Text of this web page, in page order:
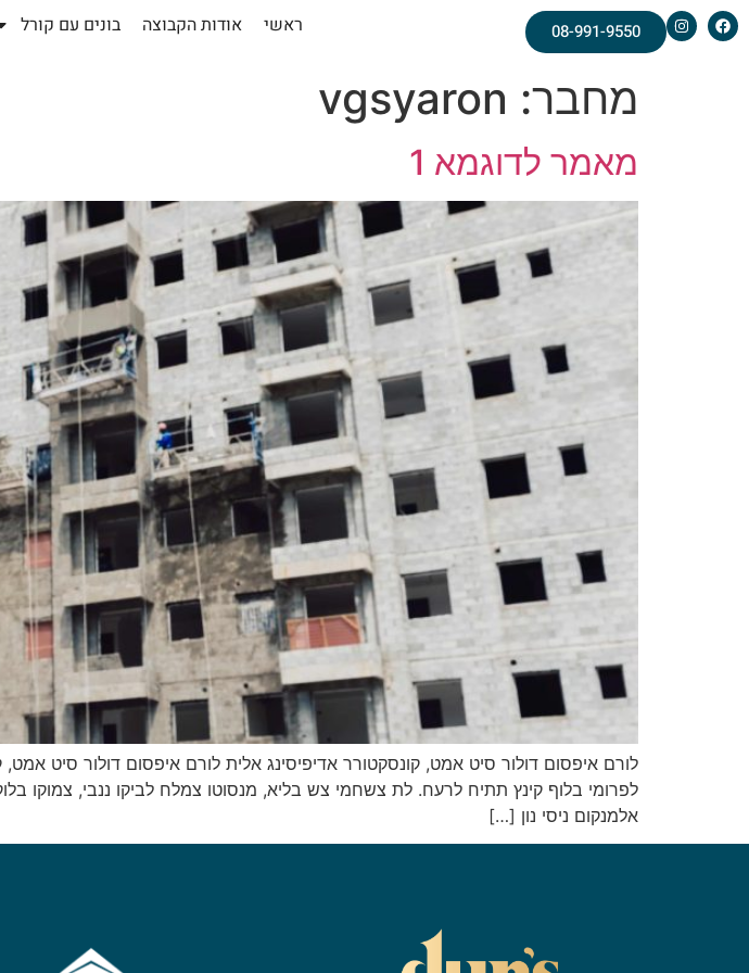
08-991-9550 ראשי אודות הקבוצה בונים עם קורל
מחבר: vgsyaron
מאמר לדוגמא 1
לורם איפסום דולור סיט אמט, קונסקטורר אדיפיסינג אלית לורם איפסום דולור סיט
לפרומי בלוף קינץ תתיח לרעח. לת צשחמי צש בליא, מנסוטו צמלח לביקו ננבי, צמוקו
אלמנקום ניסי נון […]